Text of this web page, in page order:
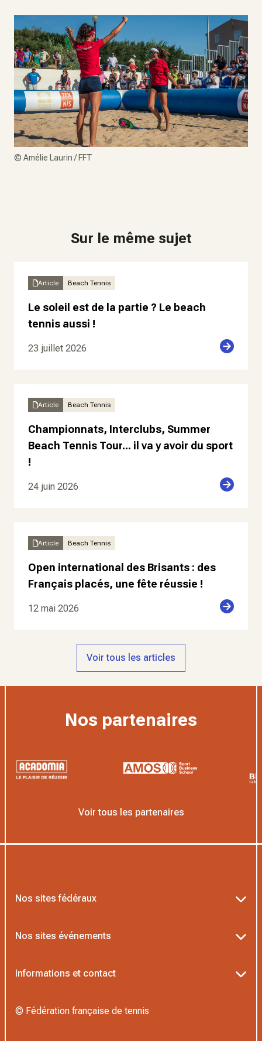
© Amélie Laurin / FFT
Sur le même sujet
Article Beach Tennis
Le soleil est de la partie ? Le beach
tennis aussi !
23 juillet 2026
Article Beach Tennis
Championnats, Interclubs, Summer
Beach Tennis Tour... il va y avoir du sport
!
24 juin 2026
Article Beach Tennis
Open international des Brisants : des
Français placés, une fête réussie !
12 mai 2026
Voir tous les articles
Nos partenaires
Voir tous les partenaires
Nos sites fédéraux
L’Institut Formation Tennis
Nos sites événements
Informations et contact
© Fédération française de tennis